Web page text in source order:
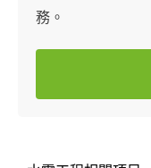
務。